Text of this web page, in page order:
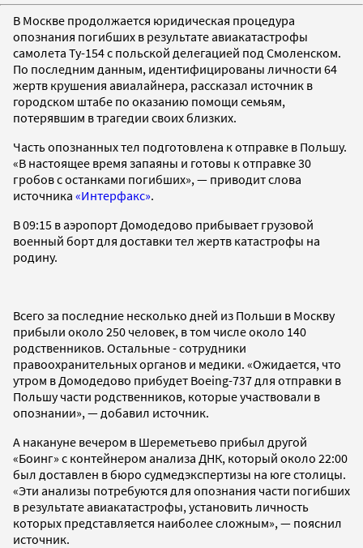
В Москве продолжается юридическая процедура
опознания погибших в результате авиакатастрофы
самолета Ту-154 с польской делегацией под Смоленском.
По последним данным, идентифицированы личности 64
жертв крушения авиалайнера, рассказал источник в
городском штабе по оказанию помощи семьям,
потерявшим в трагедии своих близких.
Часть опознанных тел подготовлена к отправке в Польшу.
«В настоящее время запаяны и готовы к отправке 30
гробов с останками погибших», — приводит слова
источника «Интерфакс».
В 09:15 в аэропорт Домодедово прибывает грузовой
военный борт для доставки тел жертв катастрофы на
родину.
Всего за последние несколько дней из Польши в Москву
прибыли около 250 человек, в том числе около 140
родственников. Остальные - сотрудники
правоохранительных органов и медики. «Ожидается, что
утром в Домодедово прибудет Boeing-737 для отправки в
Польшу части родственников, которые участвовали в
опознании», — добавил источник.
А накануне вечером в Шереметьево прибыл другой
«Боинг» с контейнером анализа ДНК, который около 22:00
был доставлен в бюро судмедэкспертизы на юге столицы.
«Эти анализы потребуются для опознания части погибших
в результате авиакатастрофы, установить личность
которых представляется наиболее сложным», — пояснил
источник.